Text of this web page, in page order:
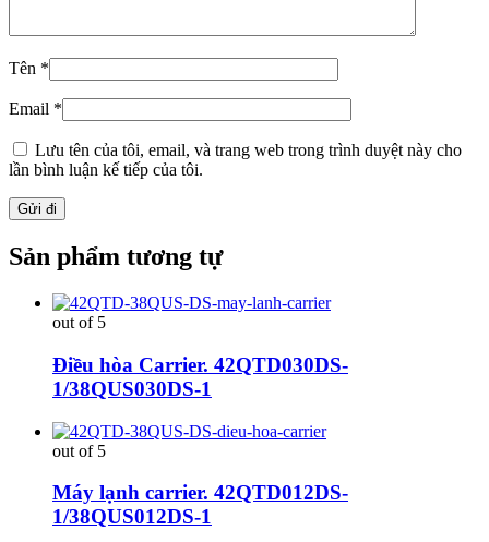
Tên *
Email *
Lưu tên của tôi, email, và trang web trong trình duyệt này cho
lần bình luận kế tiếp của tôi.
Sản phẩm tương tự
out of 5
Điều hòa Carrier. 42QTD030DS-
1/38QUS030DS-1
out of 5
Máy lạnh carrier. 42QTD012DS-
1/38QUS012DS-1